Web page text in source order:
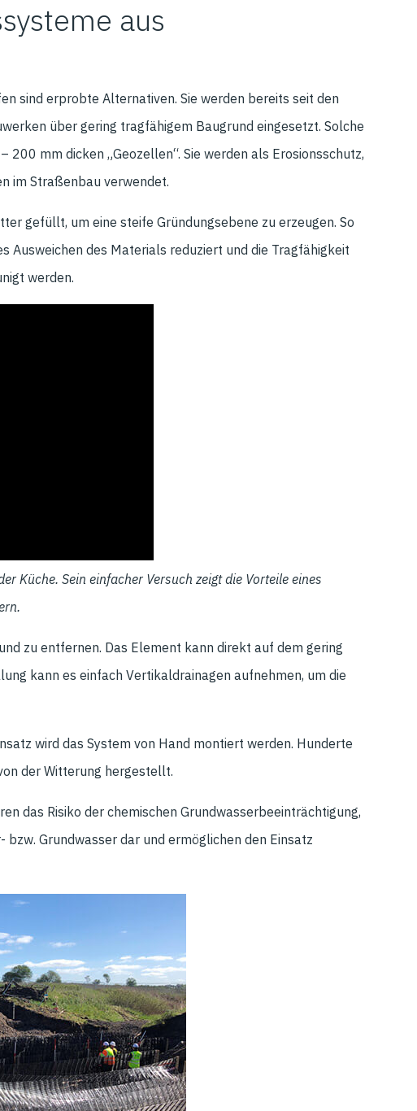
aus
sind erprobte Alternativen. Sie werden bereits seit den
über gering tragfähigem Baugrund eingesetzt. Solche
mm dicken „Geozellen“. Sie werden als Erosionsschutz,
im Straßenbau verwendet.
gefüllt, um eine steife Gründungsebene zu erzeugen. So
Ausweichen des Materials reduziert und die Tragfähigkeit
werden.
Küche. Sein einfacher Versuch zeigt die Vorteile eines
zu entfernen. Das Element kann direkt auf dem gering
kann es einfach Vertikaldrainagen aufnehmen, um die
wird das System von Hand montiert werden. Hunderte
der Witterung hergestellt.
das Risiko der chemischen Grundwasserbeeinträchtigung,
Grundwasser dar und ermöglichen den Einsatz